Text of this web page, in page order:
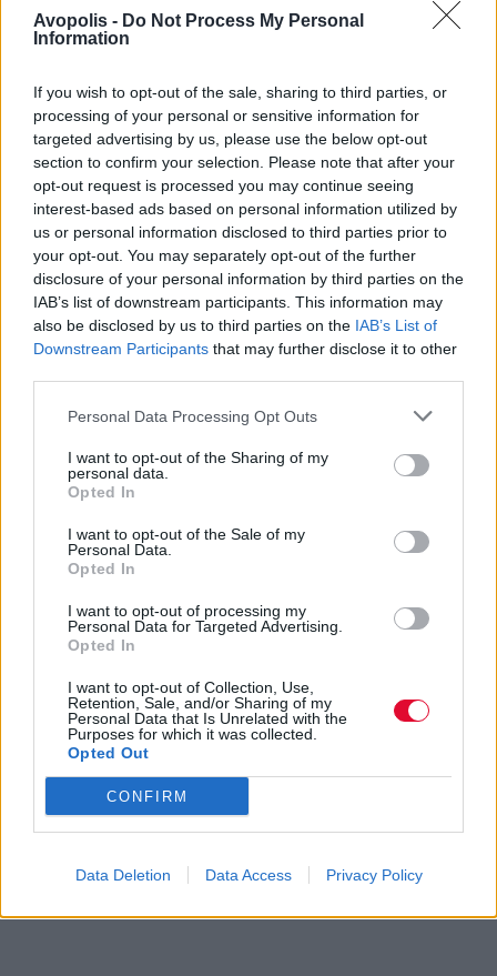
Avopolis - Do Not Process My Personal
Information
If you wish to opt-out of the sale, sharing to third parties, or
processing of your personal or sensitive information for
targeted advertising by us, please use the below opt-out
section to confirm your selection. Please note that after your
opt-out request is processed you may continue seeing
interest-based ads based on personal information utilized by
us or personal information disclosed to third parties prior to
your opt-out. You may separately opt-out of the further
disclosure of your personal information by third parties on the
IAB’s list of downstream participants. This information may
also be disclosed by us to third parties on the IAB’s List of
Downstream Participants that may further disclose it to other
Personal Data Processing Opt Outs
I want to opt-out of the Sharing of my
personal data.
Opted In
I want to opt-out of the Sale of my
Personal Data.
Opted In
I want to opt-out of processing my
Personal Data for Targeted Advertising.
Opted In
I want to opt-out of Collection, Use,
Retention, Sale, and/or Sharing of my
Personal Data that Is Unrelated with the
Purposes for which it was collected.
Opted Out
CONFIRM
Data Deletion Data Access Privacy Policy